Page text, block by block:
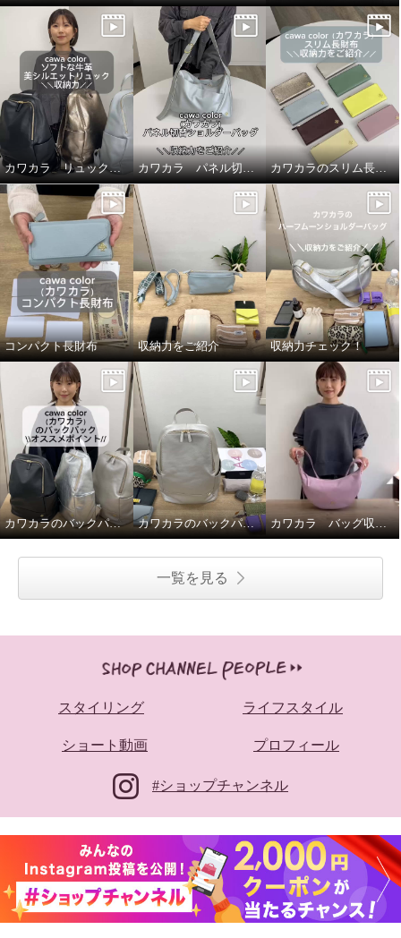
カワカラ リュックの収納力をご紹介 カワカラ パネル切替ショルダーバッグの収納力 カワカラのスリム長財布のオススメポイント
コンパクト長財布 収納力をご紹介 収納力チェック！
カワカラのバックパックのオススメポイントをご紹介 カワカラのバックパックの収納力をご紹介！ カワカラ バッグ収納力ご紹介！
一覧を見る
スタイリング ライフスタイル
ショート動画 プロフィール
#ショップチャンネル